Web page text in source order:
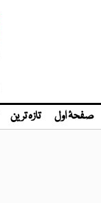
صفحۂ اول تازہ ترین